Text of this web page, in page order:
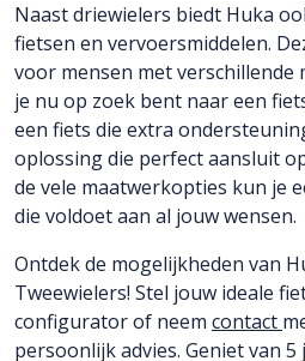
Naast driewielers biedt Huka
fietsen en vervoersmiddelen.
voor mensen met
je nu op zoek bent naar een
een fiets die extra
oplossing die perfect aansluit
de vele maatwerkopties kun je
die voldoet aan al jouw wensen.
Ontdek de mogelijkheden van
Tweewielers! Stel jouw ideale
configurator of neem contact
persoonlijk advies. Geniet van